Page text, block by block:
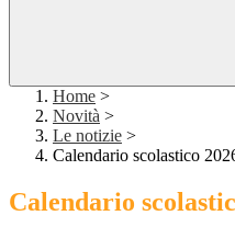
Home >
Novità >
Le notizie >
Calendario scolastico
Calendario